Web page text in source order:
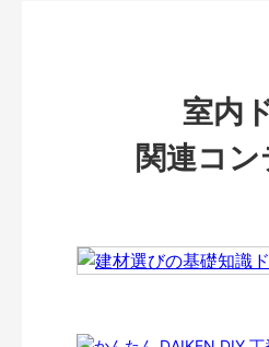
室内
関連コ